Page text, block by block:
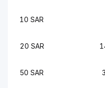
10 SAR
20 SAR
50 SAR